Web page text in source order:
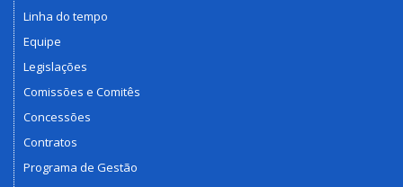
Linha do tempo
Equipe
Legislações
Comissões e Comitês
Concessões
Contratos
Programa de Gestão